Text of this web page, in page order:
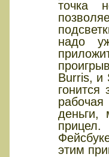
точка
надо
Burris, и
деньги,
этим